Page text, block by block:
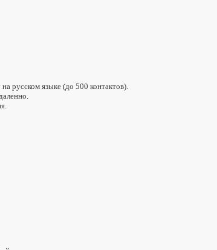
русском языке (до 500 контактов).